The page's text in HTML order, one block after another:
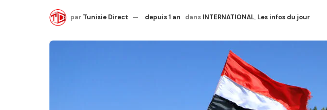
par Tunisie Direct depuis 1 an dans INTERNATIONAL, Les infos du jour